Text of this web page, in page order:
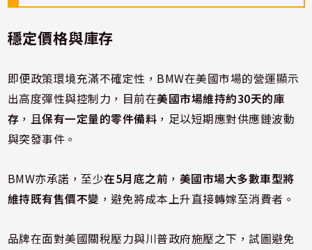
穩定價格與庫存
即便政策環境充滿不確定性，BMW在美國市場的營運顯示
出高度彈性與控制力，目前在美國市場維持約30天的庫
存 ，且保有一定量的零件備料 ，足以短期應對供應鏈波動
與突發事件。
BMW亦承諾，至少在5月底之前 ， 美國市場大多數車型將
維持既有售價不變 ，避免將成本上升直接轉嫁至消費者。
品牌在面對美國關稅壓力與川普政府施壓之下，試圖避免